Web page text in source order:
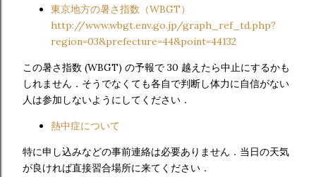
東京地方の暑さ指数（WBGT）
http://www.wbgt.env.go.jp/graph_ref_td.php?
region=03&prefecture=44&point=44132
この暑さ指数 (WBGT) の予報で 30 越えたら中止にするかも
しれません．そうでなくても各自で判断し体力に自信がない
人は参加しないようにしてください．
熱中症について
特に申し込みなどの事前連絡は必要ありません．当日の天気
が良ければ直接習合場所に来てください．